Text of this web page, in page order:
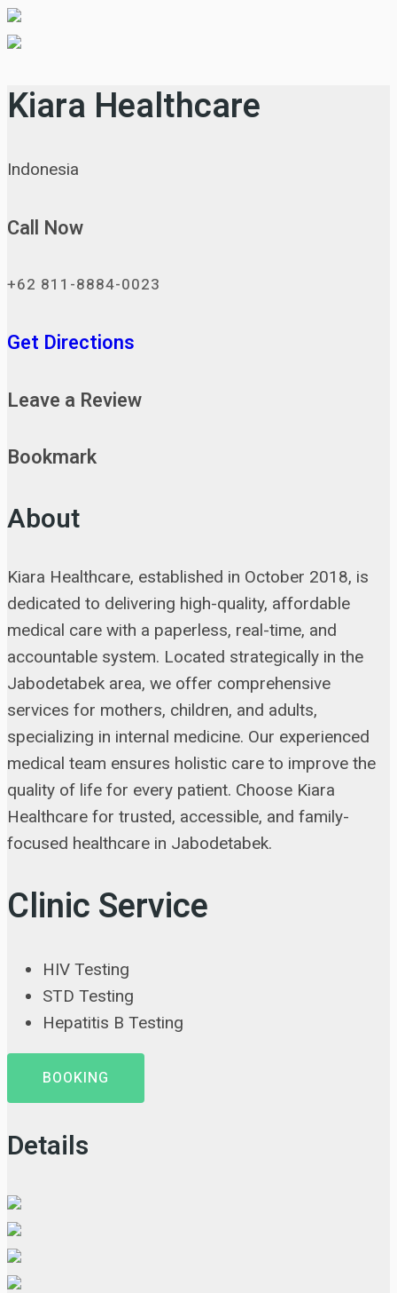
Kiara Healthcare
Indonesia
Call Now
+62 811-8884-0023
Get Directions
Leave a Review
Bookmark
About
Kiara Healthcare, established in October 2018, is
dedicated to delivering high-quality, affordable
medical care with a paperless, real-time, and
accountable system. Located strategically in the
Jabodetabek area, we offer comprehensive
services for mothers, children, and adults,
specializing in internal medicine. Our experienced
medical team ensures holistic care to improve the
quality of life for every patient. Choose Kiara
Healthcare for trusted, accessible, and family-
focused healthcare in Jabodetabek.
Clinic Service
HIV Testing
STD Testing
Hepatitis B Testing
BOOKING
Details